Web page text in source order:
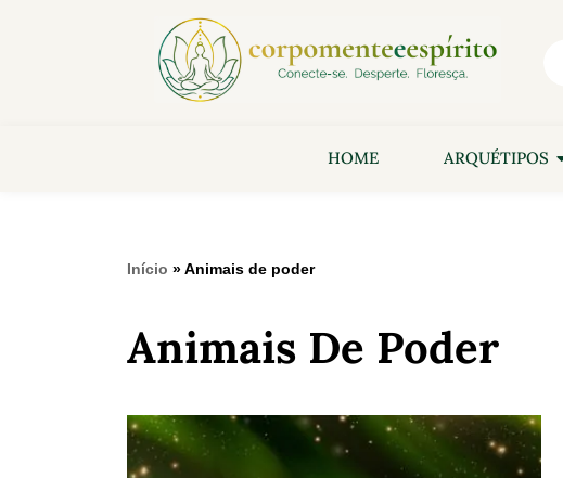
HOME ARQUÉTIPOS
Início »Animais de poder
Animais De Poder